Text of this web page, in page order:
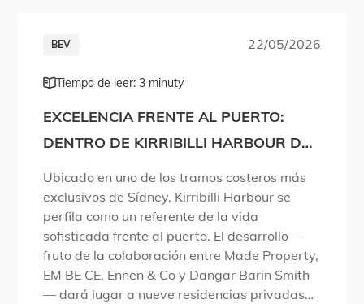
BEV 22/05/2026
Tiempo de leer: 3 minuty
EXCELENCIA FRENTE AL PUERTO:
DENTRO DE KIRRIBILLI HARBOUR DE
Ubicado en uno de los tramos costeros más
exclusivos de Sídney, Kirribilli Harbour se
perfila como un referente de la vida
sofisticada frente al puerto. El desarrollo —
fruto de la colaboración entre Made Property,
EM BE CE, Ennen & Co y Dangar Barin Smith
— dará lugar a nueve residencias privadas